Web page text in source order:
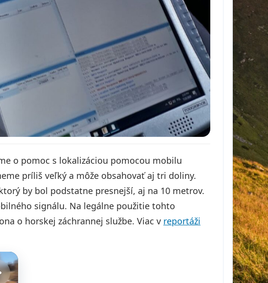
o pomoc s lokalizáciou pomocou mobilu
príliš veľký a môže obsahovať aj tri doliny.
by bol podstatne presnejší, aj na 10 metrov.
signálu. Na legálne použitie tohto
o horskej záchrannej službe. Viac v reportáži